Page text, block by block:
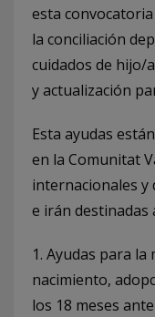
esta
la conciliación
cuidados de hijo/
y actualización
Esta ayudas
en la Comunitat
internacionales y
e irán destinadas
1. Ayudas para
nacimiento,
los 18 meses